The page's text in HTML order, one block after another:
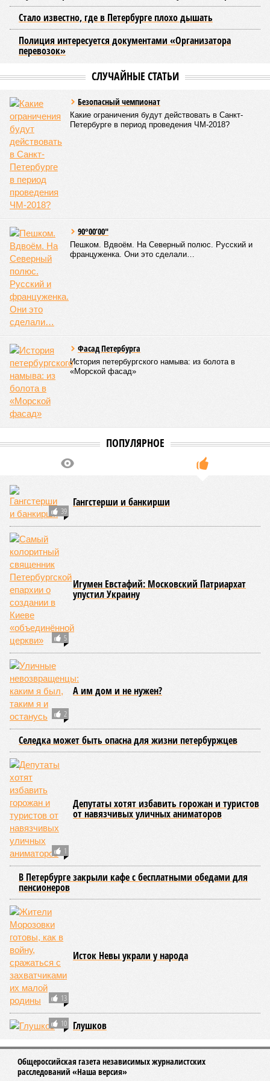
в этом направлении уже предпринимаются, начиная с
запуска тактового движения пригородных электричек. В
2025 году такое движение было организовано на пяти
направление от Балтийского вокзала до Гатчины.
билета, который позволит пассажирам пользоваться
скидками при пересадках между электричками и метро с
помощью карты «Подорожник».
Напомним, законодательное собрание Северной столицы в
ноябре прошлого года одобрило законопроект,
устанавливающий фиксированный тариф на
железнодорожные перевозки в черте города. Этот шаг
рассматривается как фундамент для создания сети
городского электрического наземного метро.
пределах 60–69 рублей за поездку, обеспечит возможность
перевозить около 180 миллионов пассажиров в год.
Запущенное в апреле этого года тактовое движение от
Балтийского вокзала до Гатчины стало шестым
направлением с таким режимом работы. В будние дни в
тридцать минут. Первое подобное направление,
соединившее Павловск и Витебский вокзал, было открыто
в декабре 2022 года. Тогда РЖД отмечали, что это решение
значительно сократит время ожидания для пассажиров в
часы пик, с планами сократить интервалы до десяти минут.
Снижение уровня
воды в Ладожском
озере почти на метр
ниже нормы
Версия //Власть
горячей воды в Петербурге
Названы главные мифы на тему летнего отключения
горячей воды в Петербурге
Домыслы и реальность
Названы главные мифы на тему летнего отключения горячей воды в
Вокруг летних отключений горячей воды сложилось множество
разного рода домыслов, которые порой очень сильно мешают
жителям объективно оценивать складывающуюся ситуацию.
Об этомзаявила
Алёна Цыганкова
Например, многие ошибочно полагают, что воду отключает
управляющая компания, хотя на самом деле это делает
ресурсоснабжающая организация. Задача УК состоит в
том, чтобы подготовить внутридомовые системы и
возобновить подачу воды после завершения ремонтов.
перерывы в подаче горячей воды характерны только для
домов с централизованным теплоснабжением. Там, где
установлены собственные газовые котельные,